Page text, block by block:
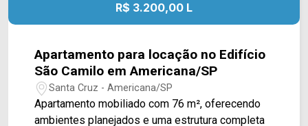
R$ 3.200,00 L
Apartamento para locação no Edifício
São Camilo em Americana/SP
Santa Cruz - Americana/SP
Apartamento mobiliado com 76 m², oferecendo
ambientes planejados e uma estrutura completa